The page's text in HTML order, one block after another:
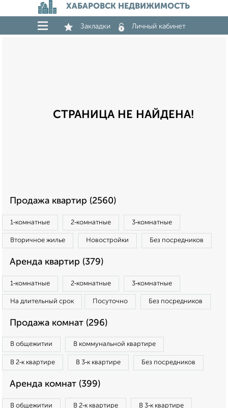
ХАБАРОВСК НЕДВИЖИМОСТЬ
Закладки Личный кабинет
СТРАНИЦА НЕ НАЙДЕНА!
Продажа квартир (2560)
1‑комнатные 2‑комнатные 3‑комнатные
Вторичное жилье Новостройки Без посредников
Аренда квартир (379)
1‑комнатные 2‑комнатные 3‑комнатные
На длительный срок Посуточно Без посредников
Продажа комнат (296)
В общежитии В коммунальной квартире
В 2‑к квартире В 3‑к квартире Без посредников
Аренда комнат (399)
В общежитии В 2‑к квартире В 3‑к квартире